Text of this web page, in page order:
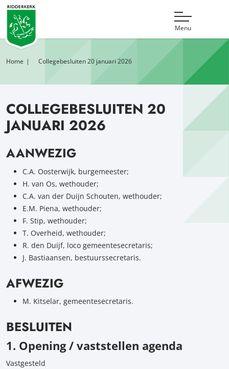
Menu
Home Collegebesluiten 20 januari 2026
COLLEGEBESLUITEN 20
JANUARI 2026
AANWEZIG
C.A. Oosterwijk, burgemeester;
H. van Os, wethouder;
C.A. van der Duijn Schouten, wethouder;
E.M. Piena, wethouder;
F. Stip, wethouder;
T. Overheid, wethouder;
R. den Duijf, loco gemeentesecretaris;
J. Bastiaansen, bestuurssecretaris.
AFWEZIG
M. Kitselar, gemeentesecretaris.
BESLUITEN
1. Opening / vaststellen agenda
Vastgesteld